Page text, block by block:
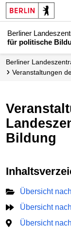
Berliner
für politische
Berliner
Veranstaltungen
Veranstaltungen der Berliner
Bildung
Übersicht
Übersicht
Übersicht